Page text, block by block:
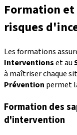
Formation et
risques
Les formations
Interventionset au
à maîtriser chaque
Prévention permet
Formation des
d'intervention